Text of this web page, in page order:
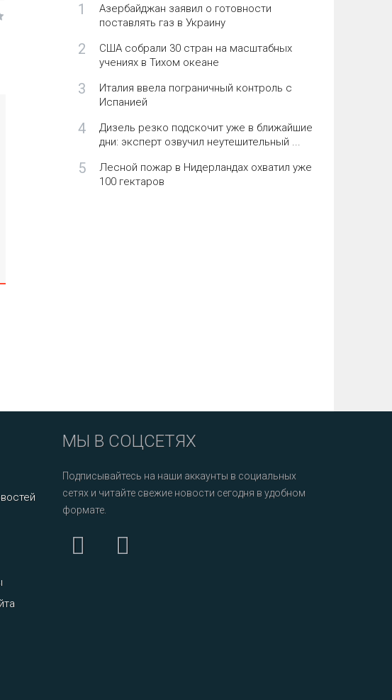
1
Азербайджан заявил о готовности
поставлять газ в Украину
2
США собрали 30 стран на масштабных
учениях в Тихом океане
3
Италия ввела пограничный контроль с
Испанией
4
Дизель резко подскочит уже в ближайшие
дни: эксперт озвучил неутешительный ...
5
Лесной пожар в Нидерландах охватил уже
100 гектаров
МЫ В СОЦСЕТЯХ
Подписывайтесь на наши аккаунты в социальных
сетях и читайте свежие новости сегодня в удобном
формате.